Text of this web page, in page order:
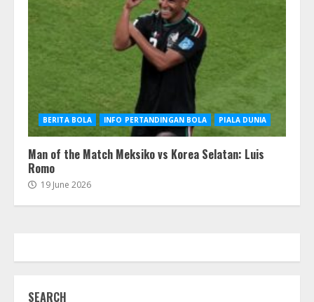
BERITA BOLA INFO PERTANDINGAN BOLA PIALA DUNIA
Man of the Match Meksiko vs Korea Selatan: Luis
Romo
19 June 2026
SEARCH